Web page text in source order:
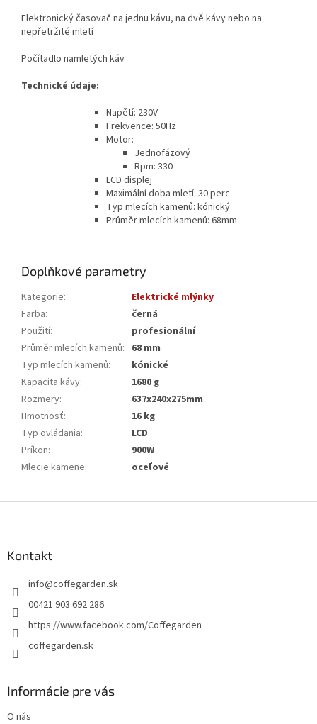
Elektronický časovač na jednu kávu, na dvě kávy nebo na
nepřetržité mletí
Počítadlo namletých káv
Technické údaje:
Napětí: 230V
Frekvence: 50Hz
Motor:
Jednofázový
Rpm: 330
LCD displej
Maximální doba mletí: 30 perc.
Typ mlecích kamenů: kónický
Průměr mlecích kamenů: 68mm
Doplňkové parametry
Kategorie:
Elektrické mlýnky
Farba:
černá
Použití:
profesionální
Průměr mlecích kamenů: 68 mm
Typ mlecích kamenů:
kónické
Kapacita kávy:
1680 g
Rozmery:
637x240x275mm
Hmotnosť:
16 kg
Typ ovládania:
LCD
Príkon:
900W
Mlecie kamene: oceľové
Kontakt
info@coffegarden.sk
00421 903 692 286
https://www.facebook.com/Coffegarden
coffegarden.sk
Informácie pre vás
O nás